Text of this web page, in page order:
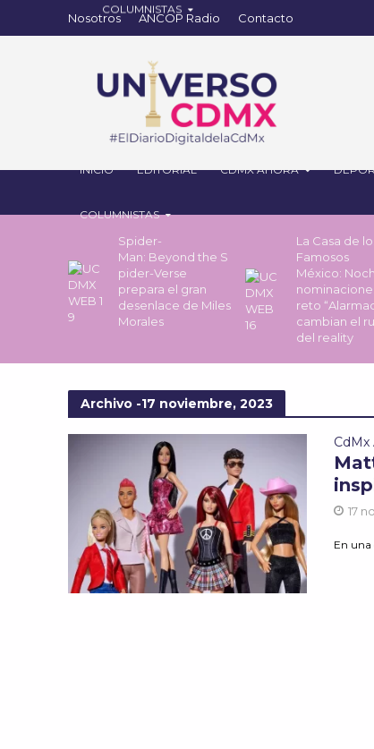
Nosotros ANCOP Radio Contacto
INICIO EDITORIAL CDMX AHORA
COLUMNISTAS
Spider-
Man: Beyond the S
pider-Verse
prepara el gran
desenlace de Miles
Morales
La Casa de
Famosos
México:
reto
cambian el
del reality
Archivo -17 noviembre, 2023
CdMx
17
En una